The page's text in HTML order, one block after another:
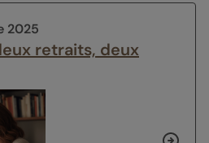
2025
retraits, deux